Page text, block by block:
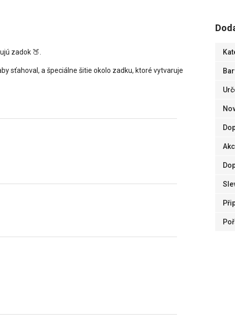
zadok 🍑.
sťahoval, a špeciálne šitie okolo zadku, ktoré vytvaruje